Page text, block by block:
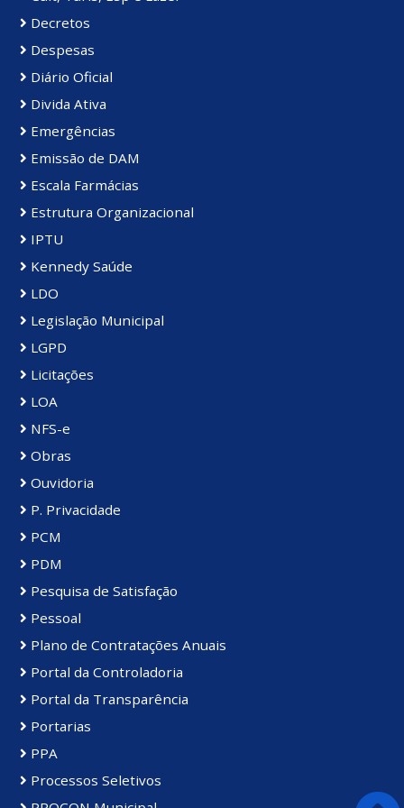
Decretos
Despesas
Diário Oficial
Divida Ativa
Emergências
Emissão de DAM
Escala Farmácias
Estrutura Organizacional
IPTU
Kennedy Saúde
LDO
Legislação Municipal
LGPD
Licitações
LOA
NFS-e
Obras
Ouvidoria
P. Privacidade
PCM
PDM
Pesquisa de Satisfação
Pessoal
Plano de Contratações Anuais
Portal da Controladoria
Portal da Transparência
Portarias
PPA
Processos Seletivos